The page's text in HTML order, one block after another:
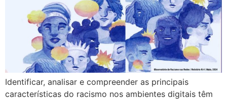
Identificar, analisar e compreender as principais
características do racismo nos ambientes digitais têm